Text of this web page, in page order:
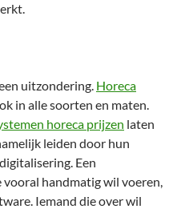
uitzondering. Horeca
in alle soorten en maten.
horeca prijzen laten
leiden door hun
Een
handmatig wil voeren,
Iemand die over wil